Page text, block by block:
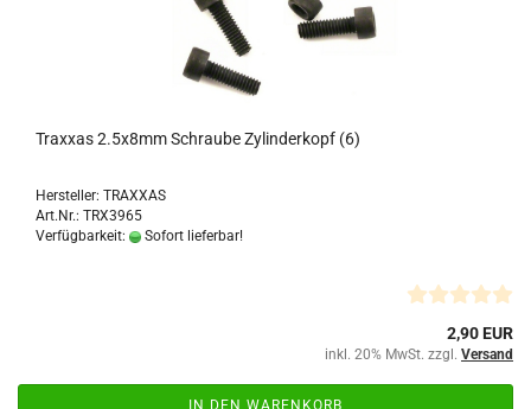
Traxxas 2.5x8mm Schraube Zylinderkopf (6)
Hersteller: TRAXXAS
Art.Nr.: TRX3965
Verfügbarkeit:
Sofort lieferbar!
2,90 EUR
inkl. 20% MwSt. zzgl. Versand
IN DEN WARENKORB